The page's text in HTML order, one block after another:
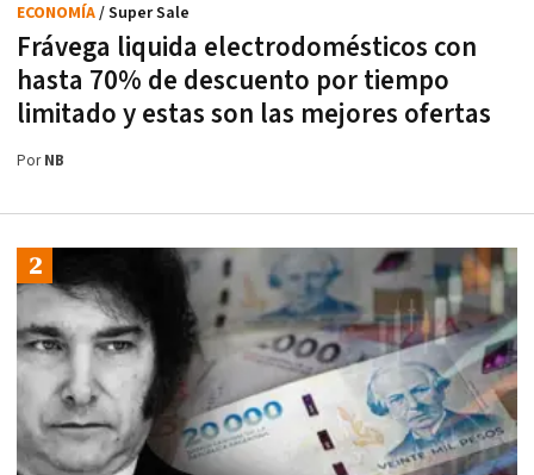
Frávega liquida electrodomésticos con
hasta 70% de descuento por tiempo
limitado y estas son las mejores ofertas
ECONOMÍA/ Super Sale
PorNB